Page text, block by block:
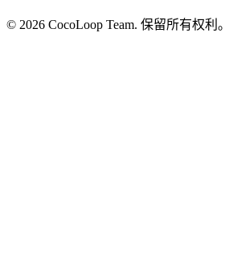
© 2026 CocoLoop Team. 保留所有权利。